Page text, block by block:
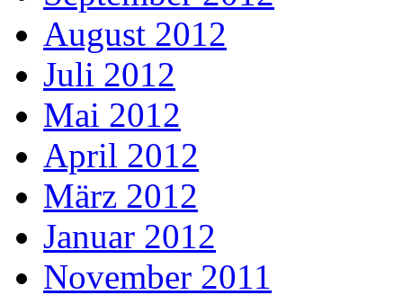
August 2012
Juli 2012
Mai 2012
April 2012
März 2012
Januar 2012
November 2011